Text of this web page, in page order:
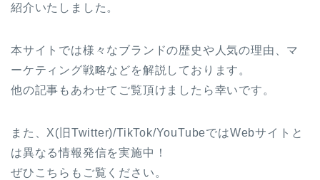
紹介いたしました。
本サイトでは様々なブランドの歴史や人気の理由、マ
ーケティング戦略などを解説しております。
他の記事もあわせてご覧頂けましたら幸いです。
また、X(旧Twitter)/TikTok/YouTubeではWebサイトと
は異なる情報発信を実施中！
ぜひこちらもご覧ください。